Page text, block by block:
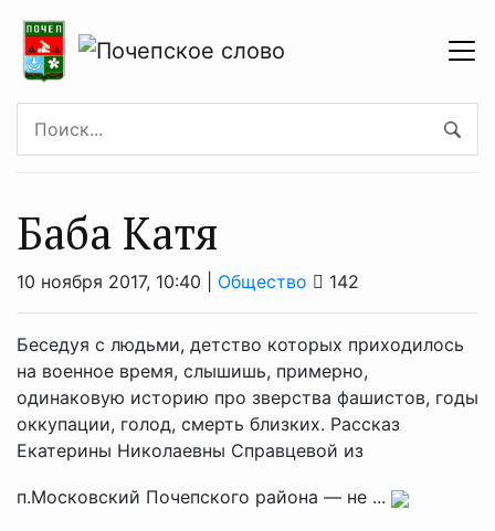
Баба Катя
10 ноября 2017, 10:40 | Общество 142
Беседуя с людьми, детство которых приходилось
на военное время, слышишь, примерно,
одинаковую историю про зверства фашистов, годы
оккупации, голод, смерть близких. Рассказ
Екатерины Николаевны Справцевой из
п.Московский Почепского района — не ...